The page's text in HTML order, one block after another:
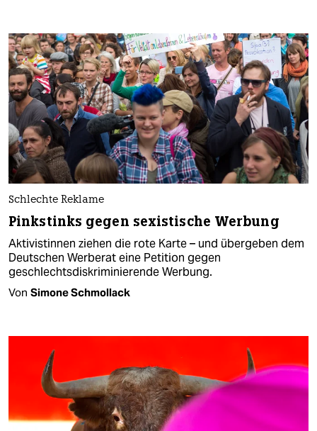
Schlechte Reklame
Pinkstinks gegen sexistische Werbung
Aktivistinnen ziehen die rote Karte – und übergeben dem
Deutschen Werberat eine Petition gegen
geschlechtsdiskriminierende Werbung.
Von Simone Schmollack